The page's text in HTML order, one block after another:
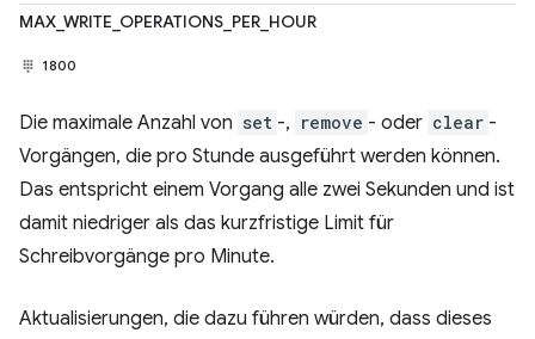
MAX_WRITE_OPERATIONS_PER_HOUR
1800
Die maximale Anzahl von set -, remove - oder clear -
Vorgängen, die pro Stunde ausgeführt werden können.
Das entspricht einem Vorgang alle zwei Sekunden und ist
damit niedriger als das kurzfristige Limit für
Schreibvorgänge pro Minute.
Aktualisierungen, die dazu führen würden, dass dieses